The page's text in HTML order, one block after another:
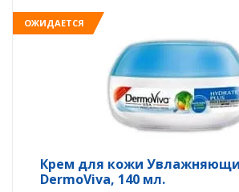
ОЖИДАЕТСЯ
Крем для кожи
DermoViva, 140 мл.